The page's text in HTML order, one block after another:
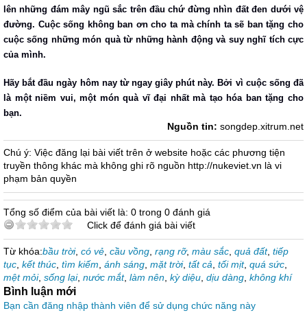
lên những đám mây ngũ sắc trên đầu chứ đừng nhìn đất đen dưới vệ
đường. Cuộc sống không ban ơn cho ta mà chính ta sẽ ban tặng cho
cuộc sống những món quà từ những hành động và suy nghĩ tích cực
của mình.
Hãy bắt đầu ngày hôm nay từ ngay giây phút này. Bởi vì cuộc sống đã
là một niềm vui, một món quà vĩ đại nhất mà tạo hóa ban tặng cho
bạn.
Nguồn tin: songdep.xitrum.net
Chú ý: Việc đăng lại bài viết trên ở website hoặc các phương tiện
truyền thông khác mà không ghi rõ nguồn http://nukeviet.vn là vi
phạm bản quyền
Tổng số điểm của bài viết là: 0 trong 0 đánh giá
Click để đánh giá bài viết
Từ khóa:bầu trời, có vẻ cầu vồng rạng rỡ, màu sắc quả đất, tiếp
tục kết thúc tìm kiếm ánh sáng mặt trời, tất cả tối mịt, quá sức
mệt mỏi, sống lại, nước mắt, làm nên kỳ diệu dịu dàng không khí
Bình luận mới
Bạn cần đăng nhập thành viên để sử dụng chức năng này